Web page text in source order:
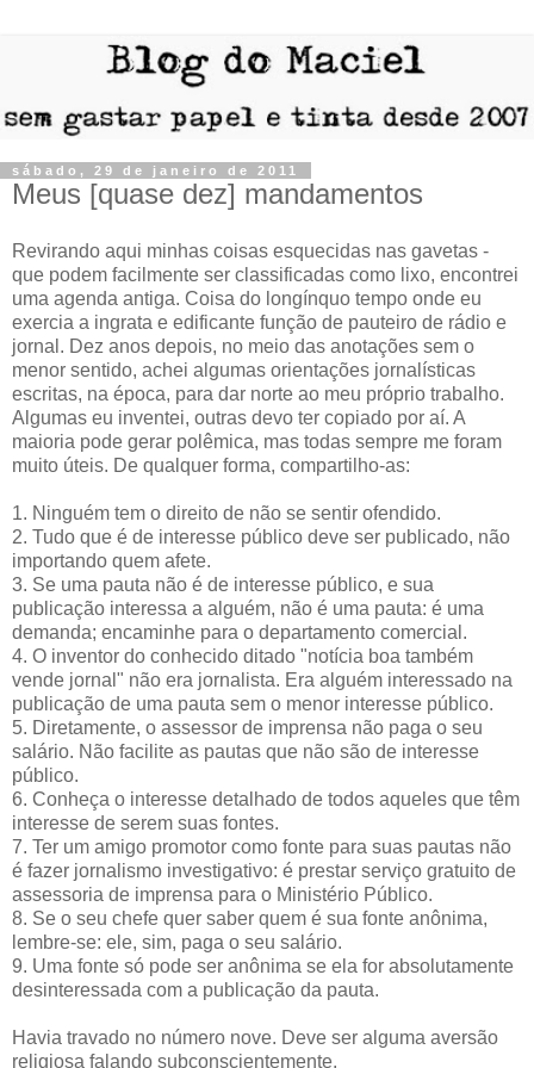
sábado, 29 de janeiro de 2011
Meus [quase dez] mandamentos
Revirando aqui minhas coisas esquecidas nas gavetas -
que podem facilmente ser classificadas como lixo, encontrei
uma agenda antiga. Coisa do longínquo tempo onde eu
exercia a ingrata e edificante função de pauteiro de rádio e
jornal. Dez anos depois, no meio das anotações sem o
menor sentido, achei algumas orientações jornalísticas
escritas, na época, para dar norte ao meu próprio trabalho.
Algumas eu inventei, outras devo ter copiado por aí. A
maioria pode gerar polêmica, mas todas sempre me foram
muito úteis. De qualquer forma, compartilho-as:
1. Ninguém tem o direito de não se sentir ofendido.
2. Tudo que é de interesse público deve ser publicado, não
importando quem afete.
3. Se uma pauta não é de interesse público, e sua
publicação interessa a alguém, não é uma pauta: é uma
demanda; encaminhe para o departamento comercial.
4. O inventor do conhecido ditado "notícia boa também
vende jornal" não era jornalista. Era alguém interessado na
publicação de uma pauta sem o menor interesse público.
5. Diretamente, o assessor de imprensa não paga o seu
salário. Não facilite as pautas que não são de interesse
público.
6. Conheça o interesse detalhado de todos aqueles que têm
interesse de serem suas fontes.
7. Ter um amigo promotor como fonte para suas pautas não
é fazer jornalismo investigativo: é prestar serviço gratuito de
assessoria de imprensa para o Ministério Público.
8. Se o seu chefe quer saber quem é sua fonte anônima,
lembre-se: ele, sim, paga o seu salário.
9. Uma fonte só pode ser anônima se ela for absolutamente
desinteressada com a publicação da pauta.
Havia travado no número nove. Deve ser alguma aversão
religiosa falando subconscientemente.